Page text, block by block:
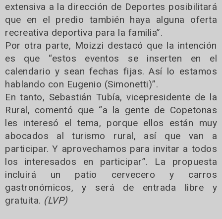
extensiva a la dirección de Deportes posibilitará
que en el predio también haya alguna oferta
recreativa deportiva para la familia”.
Por otra parte, Moizzi destacó que la intención
es que “estos eventos se inserten en el
calendario y sean fechas fijas. Así lo estamos
hablando con Eugenio (Simonetti)”.
En tanto, Sebastián Tubía, vicepresidente de la
Rural, comentó que “a la gente de Copetonas
les interesó el tema, porque ellos están muy
abocados al turismo rural, así que van a
participar. Y aprovechamos para invitar a todos
los interesados en participar”. La propuesta
incluirá un patio cervecero y carros
gastronómicos, y será de entrada libre y
gratuita. (LVP)